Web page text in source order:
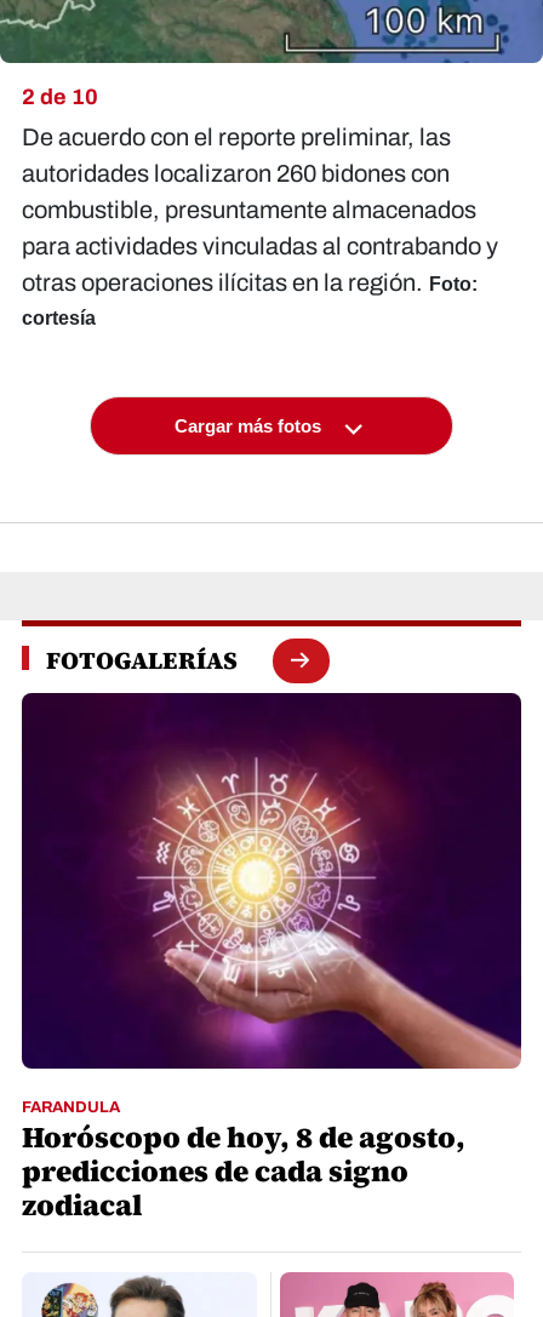
2 de 10
De acuerdo con el reporte preliminar, las
autoridades localizaron 260 bidones con
combustible, presuntamente almacenados
para actividades vinculadas al contrabando y
otras operaciones ilícitas en la región. Foto:
cortesía
Cargar más fotos
FOTOGALERÍAS
FARANDULA
Horóscopo de hoy, 8 de agosto,
predicciones de cada signo
zodiacal